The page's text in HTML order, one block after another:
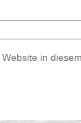
in